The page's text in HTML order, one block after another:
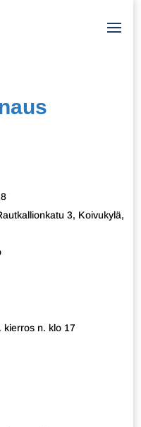
3, Koivukylä,
kierros n. klo 17